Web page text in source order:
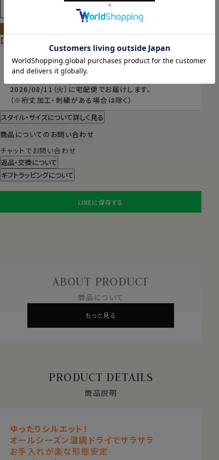
【限定スポット商品】再入荷はございません
までのご注文で
2026/08/11（火） に宅配便 でお届けします。
（※裄丈加工・刺繍がある場合は除く）
東京都変更
スタイル・サイズについて詳しく見る
商品についてのお問い合わせ
チャットでお問い合わせ
返品・交換について
ギフトラッピングについて
LINEに保存する
ABOUT PRODUCT
商品について
もっと見る
PRODUCT DETAILS
商品説明
ゆったりシルエット！
オールシーズン温調ドライでサラサラ
お手入れが楽な形態安定